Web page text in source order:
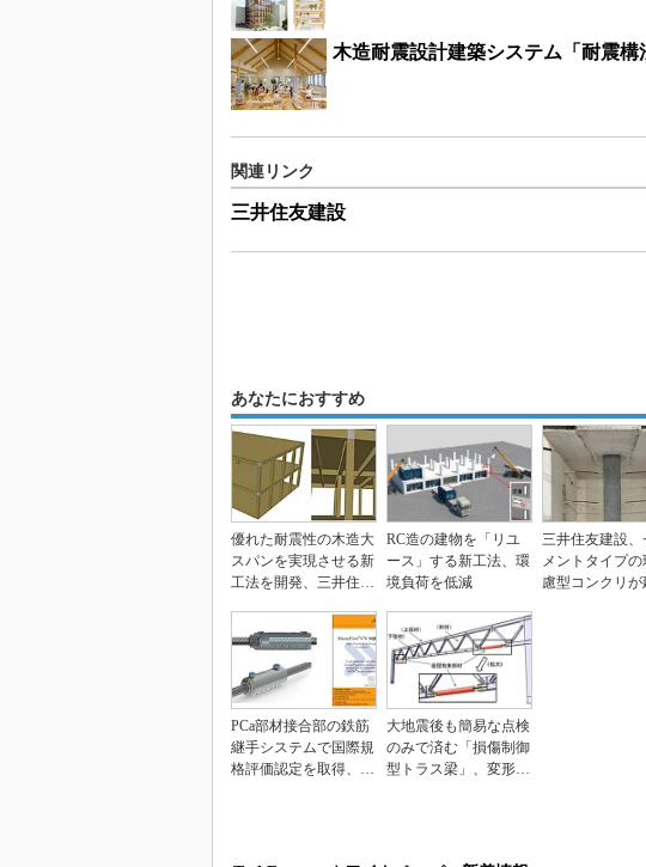
木造耐震設計建築システム「耐震
関連リンク
三井住友建設
あなたにおすすめ
優れた耐震性の木造大
スパンを実現させる新
工法を開発、三井住友
RC造の建物を「リユ
ース」する新工法、環
境負荷を低減
三井住友建設、
メントタイプ
慮型コンクリが
PCa部材接合部の鉄筋
継手システムで国際規
格評価認定を取得、三
大地震後も簡易な点検
のみで済む「損傷制御
型トラス梁」、変形が